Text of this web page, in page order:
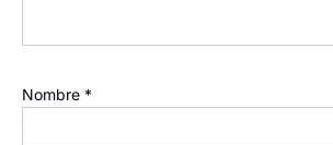
Nombre *